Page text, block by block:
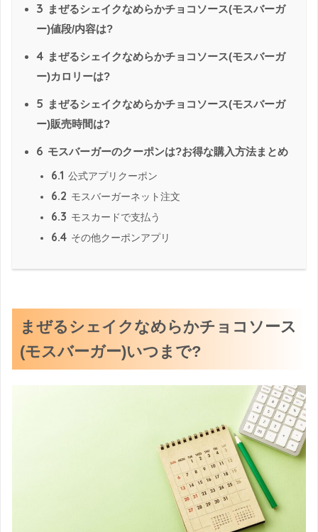
3 まぜるシェイクなめらかチョコソース(モスバーガ
ー)値段/内容は?
4 まぜるシェイクなめらかチョコソース(モスバーガ
ー)カロリーは?
5 まぜるシェイクなめらかチョコソース(モスバーガ
ー)販売時間は?
6 モスバーガーのクーポンは?お得な購入方法まとめ
6.1 公式アプリクーポン
6.2 モスバーガーネット注文
6.3 モスカードで支払う
6.4 その他クーポンアプリ
まぜるシェイクなめらかチョコソース
(モスバーガー)いつまで?